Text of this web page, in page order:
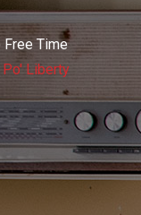
Free Time
Po' Liberty